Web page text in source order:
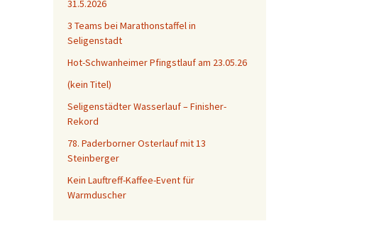
31.5.2026
3 Teams bei Marathonstaffel in
Seligenstadt
Hot-Schwanheimer Pfingstlauf am 23.05.26
(kein Titel)
Seligenstädter Wasserlauf – Finisher-
Rekord
78. Paderborner Osterlauf mit 13
Steinberger
Kein Lauftreff-Kaffee-Event für
Warmduscher